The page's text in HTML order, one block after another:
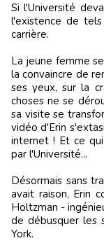
Si l'Université
l'existence de
carrière.
La jeune femme
la convaincre de
ses yeux, sur la
choses ne se
sa visite se
vidéo d'Erin
internet ! Et ce
par l'Université...
Désormais sans
avait raison, Erin
Holtzman -
de débusquer les
York.